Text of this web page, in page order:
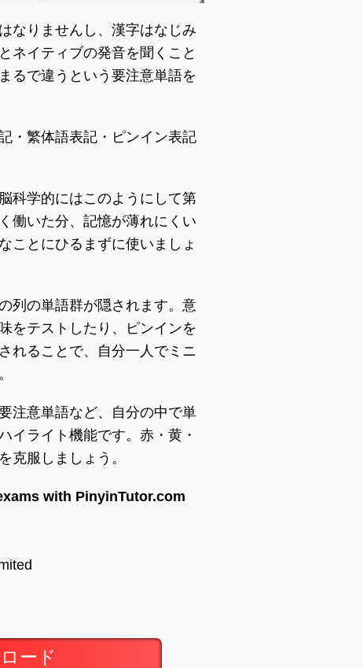
なりませんし、漢字はなじみ
ネイティブの発音を聞くこと
るで違うという要注意単語を
・繁体語表記・ピンイン表記
科学的にはこのようにして第
働いた分、記憶が薄れにくい
ことにひるまずに使いましょ
列の単語群が隠されます。意
をテストしたり、ピンインを
れることで、自分一人でミニ
注意単語など、自分の中で単
イライト機能です。赤・黄・
克服しましょう。
with PinyinTutor.com
ード